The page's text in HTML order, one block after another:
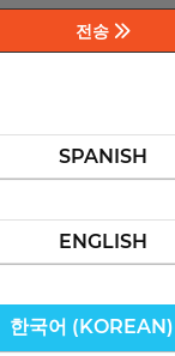
전송
SPANISH
ENGLISH
한국어 (KOREAN)